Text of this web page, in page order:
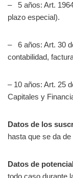
– 5 años: Art.
plazo especial).
– 6 años: Art. 30
contabilidad,
– 10 años: Art. 25
Capitales y
Datos de los
hasta que se da de
Datos de
todo caso durante